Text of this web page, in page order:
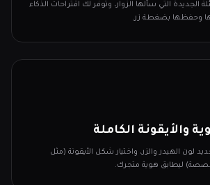
الجديدة التي سألها الزوار، وتوفر لك اقتراحات الذكاء
وحفظها بضغطة زر.
والأيقونة الكاملة
لون الهيدر والزر، واختيار شكل الأيقونة (مثل
ليطابق هوية متجرك.